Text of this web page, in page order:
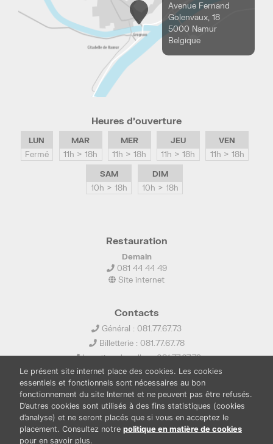
Avenue Fernand
Golenvaux, 18
5000 Namur
Belgique
Heures d’ouverture
LUN
Fermé
MAR
11h > 18h
MER
11h > 18h
JEU
11h > 18h
VEN
11h > 18h
SAM
10h > 18h
DIM
10h > 18h
Restauration
Demain
081 44 44 49
Site internet
Contacts
Général : 081.77.67.73
Billetterie : 081.77.67.78
Location de salles : 081.77.67.79
info@ledelta.be
Le présent site internet place des cookies. Les cookies
essentiels et fonctionnels sont nécessaires au bon
fonctionnement du site Internet et ne peuvent pas être refusés.
D’autres cookies sont utilisés à des fins statistiques (cookies
d’analyse) et ne seront placés que si vous en acceptez le
placement. Consultez notre politique en matière de cookies
pour en savoir plus.